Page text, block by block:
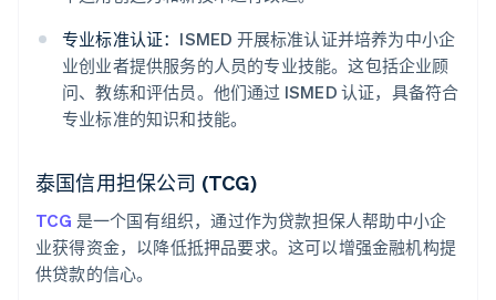
专业标准认证： ISMED 开展标准认证并培养为中小企
业创业者提供服务的人员的专业技能。这包括企业顾
问、教练和评估员。他们通过 ISMED 认证，具备符合
专业标准的知识和技能。
泰国信用担保公司 (TCG)
TCG 是一个国有组织，通过作为贷款担保人帮助中小企
业获得资金，以降低抵押品要求。这可以增强金融机构提
供贷款的信心。